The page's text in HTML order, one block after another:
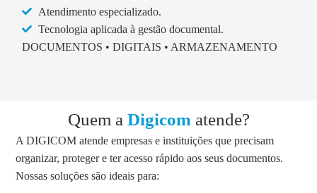
Atendimento especializado.
Tecnologia aplicada à gestão documental.
DOCUMENTOS • DIGITAIS • ARMAZENAMENTO
Quem a Digicom atende?
A DIGICOM atende empresas e instituições que precisam
organizar, proteger e ter acesso rápido aos seus documentos.
Nossas soluções são ideais para: